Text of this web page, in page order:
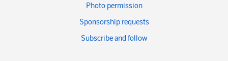
Photo permission
Sponsorship requests
Subscribe and follow